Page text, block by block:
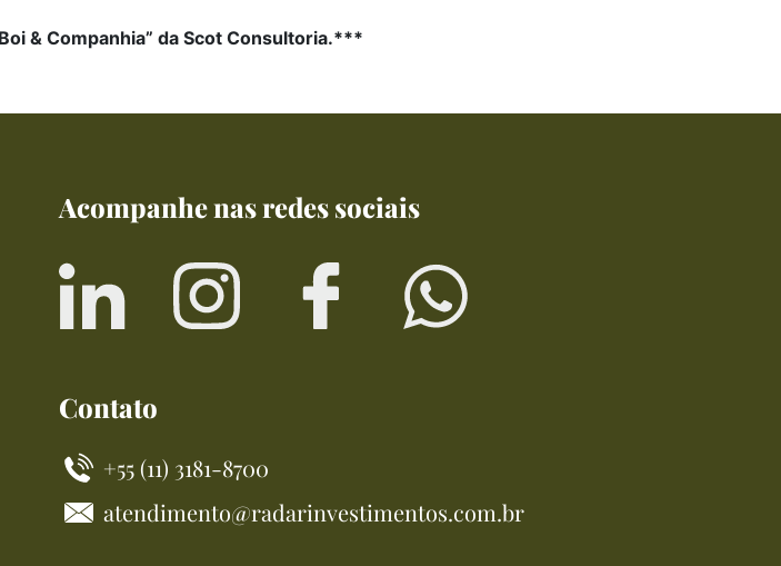
& Companhia” da Scot Consultoria.***
Acompanhe nas redes sociais
Contato
+55 (11) 3181-8700
atendimento@radarinvestimentos.com.br